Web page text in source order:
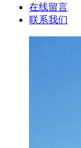
在线留言
联系我们